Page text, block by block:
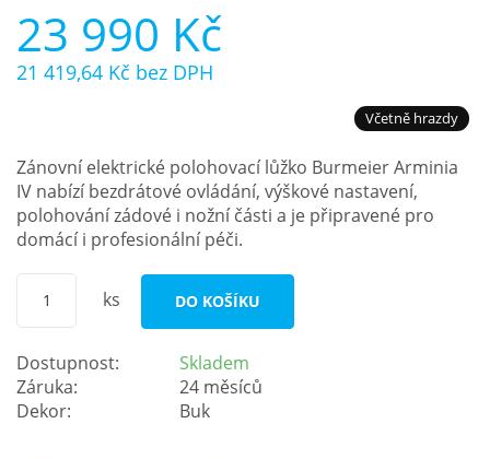
Kontakt
23 990 Kč
21 419,64 Kč bez DPH
Včetně hrazdy
Zánovní elektrické polohovací lůžko Burmeier Arminia
IV nabízí bezdrátové ovládání, výškové nastavení,
polohování zádové i nožní části a je připravené pro
domácí i profesionální péči.
ks DO KOŠÍKU
Dostupnost:
Skladem
Záruka:
24 měsíců
Dekor:
Buk